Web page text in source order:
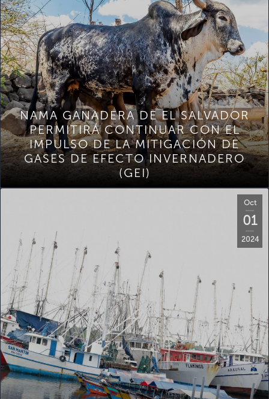
NAMA GANADERA DE EL SALVADOR
PERMITIRÁ CONTINUAR CON EL
IMPULSO DE LA MITIGACIÓN DE
GASES DE EFECTO INVERNADERO
(GEI)
Oct
01
2024